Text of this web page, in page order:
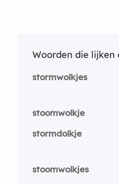
Woorden die lijken
stormwolkjes
stoomwolkje
stormdolkje
stoomwolkjes